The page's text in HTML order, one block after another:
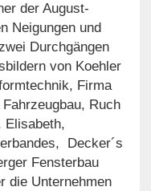
der August-
Neigungen und
Durchgängen
von Koehler
Firma
Ruch
Elisabeth,
Decker´s
Fensterbau
die Unternehmen